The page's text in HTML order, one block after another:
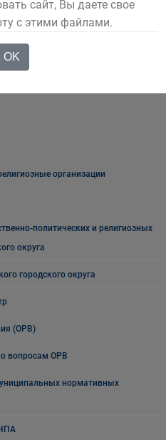
организации
политических и религиозных
округа
городского округа
(ОРВ)
вопросам ОРВ
нормативных
сайт, Вы даете свое
с этими файлами.
OK